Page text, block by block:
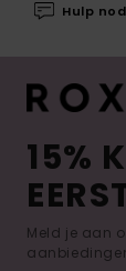
Hulp
15%
Meld je aan